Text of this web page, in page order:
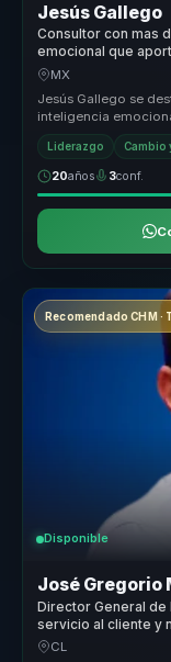
Jesús Gallego
Consultor con mas
emocional que
MX
Jesús Gallego se
inteligencia
soluciones efectiv...
Liderazgo Cambio
20años 3conf.
Recomendado CHM ·
Disponible
José Gregorio
Director General de
servicio al cliente y
competitiva para
CL